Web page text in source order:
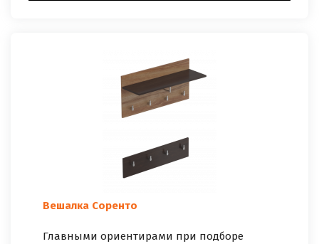
Вешалка Соренто
Главными ориентирами при подборе